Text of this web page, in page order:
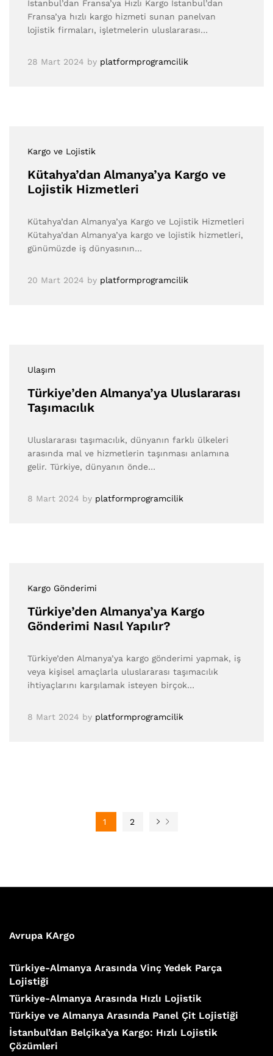
İstanbul’dan Fransa’ya Hızlı Kargo İstanbul’dan
Fransa’ya hızlı kargo hizmeti sunan panelvan
lojistik firmaları, işletmelerin uluslararası…
28 Mart 2024 by platformprogramcilik
Kargo ve Lojistik
Kütahya’dan Almanya’ya Kargo ve
Lojistik Hizmetleri
Kütahya’dan Almanya’ya Kargo ve Lojistik Hizmetleri
Kütahya’dan Almanya’ya kargo ve lojistik hizmetleri,
günümüzde iş dünyasının…
20 Mart 2024 by platformprogramcilik
Ulaşım
Türkiye’den Almanya’ya Uluslararası
Taşımacılık
Uluslararası taşımacılık, dünyanın farklı ülkeleri
arasında mal ve hizmetlerin taşınması anlamına
gelir. Türkiye, dünyanın önde…
8 Mart 2024 by platformprogramcilik
Kargo Gönderimi
Türkiye’den Almanya’ya Kargo
Gönderimi Nasıl Yapılır?
Türkiye’den Almanya’ya kargo gönderimi yapmak, iş
veya kişisel amaçlarla uluslararası taşımacılık
ihtiyaçlarını karşılamak isteyen birçok…
8 Mart 2024 by platformprogramcilik
1 2
Avrupa KArgo
Türkiye-Almanya Arasında Vinç Yedek Parça
Lojistiği
Türkiye-Almanya Arasında Hızlı Lojistik
Türkiye ve Almanya Arasında Panel Çit Lojistiği
İstanbul’dan Belçika’ya Kargo: Hızlı Lojistik
Çözümleri